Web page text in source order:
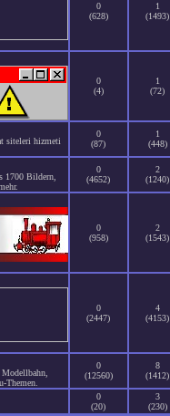
0
(628)
1
(1493)
0
(4)
1
(72)
siteleri hizmeti
0
(87)
1
(448)
1700 Bildern,
0
(4652)
2
(1240)
0
(958)
2
(1543)
0
(2447)
4
(4153)
Themen.
0
(12560)
8
(1412)
0
(20)
3
(230)